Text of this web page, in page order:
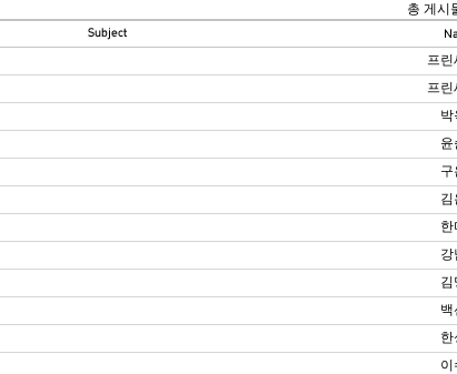
총 게시
프린
프린
박
윤
구
김
한
강
김
백
한
이